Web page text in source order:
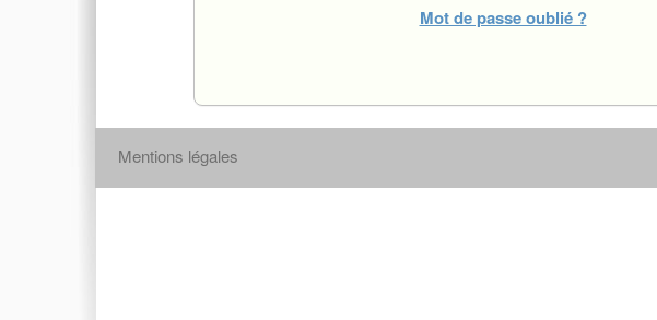
Mot de passe oublié ?
Mentions légales